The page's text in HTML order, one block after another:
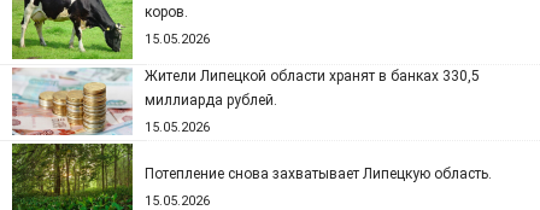
коров.
15.05.2026
Жители Липецкой области хранят в банках 330,5
миллиарда рублей.
15.05.2026
Потепление снова захватывает Липецкую область.
15.05.2026